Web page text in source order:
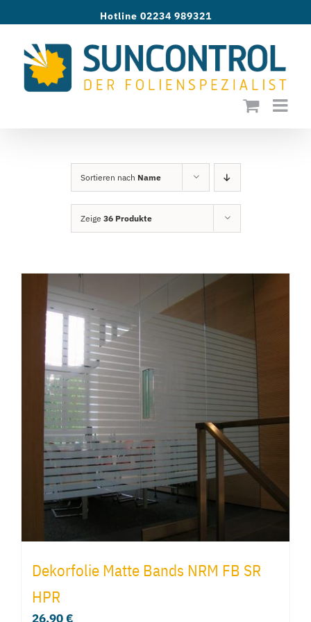
springen
Hotline 02234 989321
Sortieren nach Name
Zeige 36 Produkte
Dekorfolie Matte Bands NRM FB SR
HPR
26,90€